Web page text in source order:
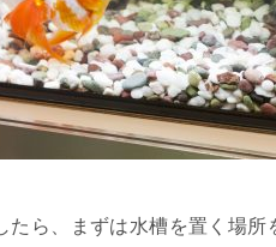
たら、まずは水槽を置く場所